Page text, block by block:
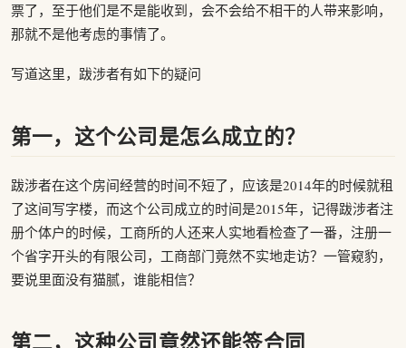
票了，至于他们是不是能收到，会不会给不相干的人带来影响，
那就不是他考虑的事情了。
写道这里，跋涉者有如下的疑问
第一，这个公司是怎么成立的？
跋涉者在这个房间经营的时间不短了，应该是2014年的时候就租
了这间写字楼，而这个公司成立的时间是2015年，记得跋涉者注
册个体户的时候，工商所的人还来人实地看检查了一番，注册一
个省字开头的有限公司，工商部门竟然不实地走访？一管窥豹，
要说里面没有猫腻，谁能相信？
第二，这种公司竟然还能签合同